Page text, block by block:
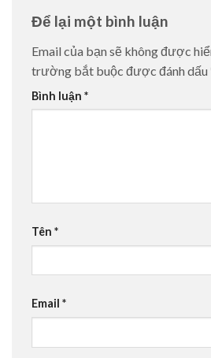
Để lại một bình luận
Email của bạn sẽ không được
trường bắt buộc được đánh dấu
Bình luận *
Tên *
Email *